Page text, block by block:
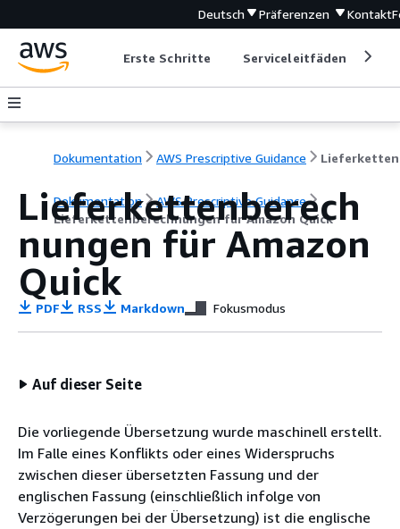
Deutsch Präferenzen Kontakt
Erste Schritte Serviceleitfäden
Dokumentation AWS Prescriptive Guidance
Dokumentation
AWS Prescriptive Guidance
Lieferkettenberechnungen für Amazon Quick
Lieferkettenberech
nungen für Amazon
Quick
PDF RSS Markdown Fokusmodus
Auf dieser Seite
Die vorliegende Übersetzung wurde maschinell erstellt.
Im Falle eines Konflikts oder eines Widerspruchs
zwischen dieser übersetzten Fassung und der
englischen Fassung (einschließlich infolge von
Verzögerungen bei der Übersetzung) ist die englische